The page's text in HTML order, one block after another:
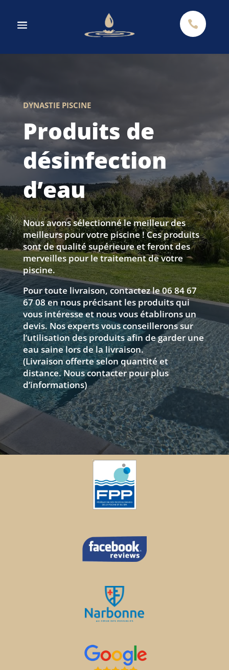

DYNASTIE PISCINE
Produits de
désinfection
d’eau
Nous avons sélectionné le meilleur des
meilleurs pour votre piscine ! Ces produits
sont de qualité supérieure et feront des
merveilles pour le traitement de votre
piscine.
Pour toute livraison, contactez le 06 84 67
67 08 en nous précisant les produits qui
vous intéresse et nous vous établirons un
devis. Nos experts vous conseillerons sur
l’utilisation des produits afin de garder une
eau saine lors de la livraison.
(Livraison offerte selon quantité et
distance. Nous contacter pour plus
d’informations)